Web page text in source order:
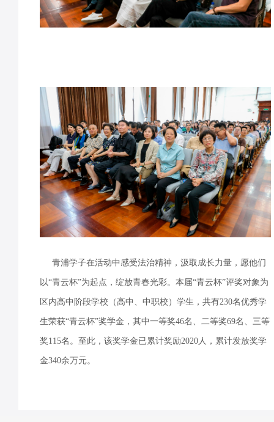
青浦学子在活动中感受法治精神，汲取成长力量，愿他们
以“青云杯”为起点，绽放青春光彩。本届“青云杯”评奖对象为
区内高中阶段学校（高中、中职校）学生，共有230名优秀学
生荣获“青云杯”奖学金，其中一等奖46名、二等奖69名、三等
奖115名。至此，该奖学金已累计奖励2020人，累计发放奖学
金340余万元。